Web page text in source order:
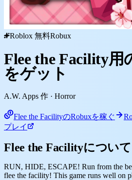
Roblox 無料Robux
Flee the Facility用
をゲット
A.W. Apps 作 · Horror
Flee the FacilityのRobuxを稼ぐ
プレイ
Flee the Facilityについて
RUN, HIDE, ESCAPE! Run from the
flee the facility! This game runs well on